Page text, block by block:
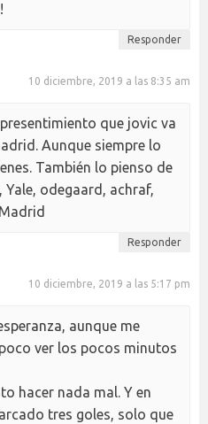
Responder
10 diciembre, 2019 a las 8:35 am
que jovic va
Aunque siempre lo
También lo pienso de
Yale, odegaard, achraf,
Responder
10 diciembre, 2019 a las 5:17 pm
aunque me
ver los pocos minutos
hacer nada mal. Y en
tres goles, solo que